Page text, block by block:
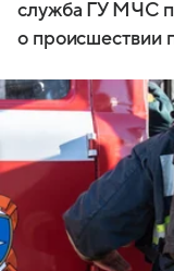
служба ГУ МЧС
о происшествии